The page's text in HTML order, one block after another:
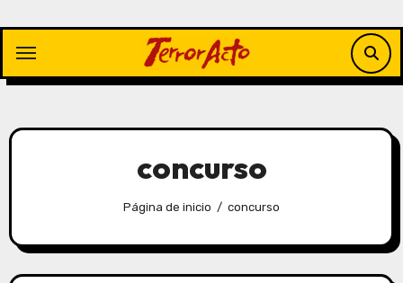
contenido
concurso
Página de inicio concurso